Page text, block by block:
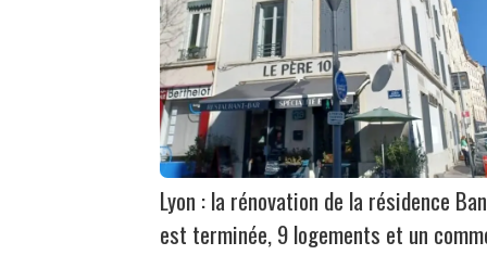
Lyon : la rénovation de la résidence
est terminée, 9 logements et un